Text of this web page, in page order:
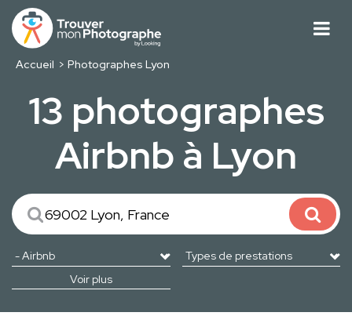
Accueil Photographes Lyon
13 photographes
Airbnb à Lyon
Voir plus